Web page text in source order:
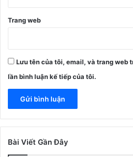
Trang web
Lưu tên của tôi, email, và trang web
lần bình luận kế tiếp của tôi.
Bài Viết Gần Đây